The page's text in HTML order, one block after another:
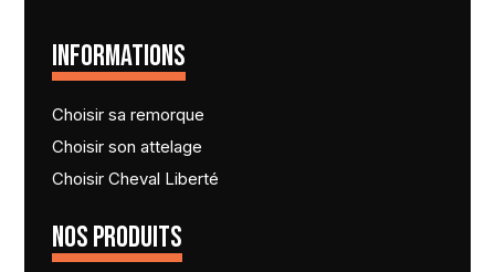
INFORMATIONS
Choisir sa remorque
Choisir son attelage
Choisir Cheval Liberté
NOS PRODUITS